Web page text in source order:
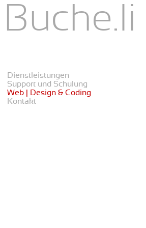
Buche.li
menu
Dienstleistungen
Support und Schulung
Web | Design & Coding
Kontakt